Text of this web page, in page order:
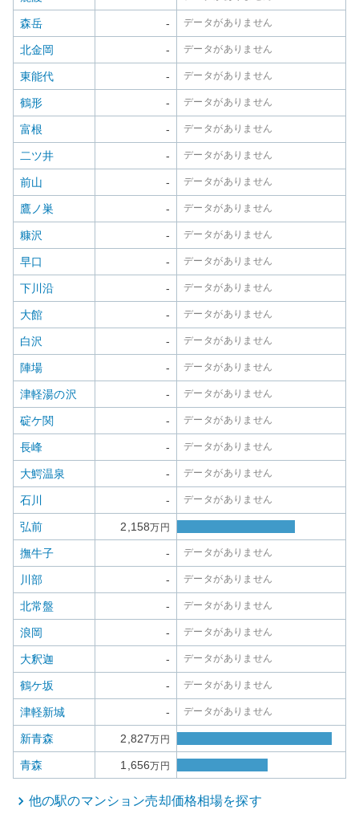
森岳 - データがありません
北金岡 - データがありません
東能代 - データがありません
鶴形 - データがありません
富根 - データがありません
二ツ井 - データがありません
前山 - データがありません
鷹ノ巣 - データがありません
糠沢 - データがありません
早口 - データがありません
下川沿 - データがありません
大館 - データがありません
白沢 - データがありません
陣場 - データがありません
津軽湯の沢 - データがありません
碇ケ関 - データがありません
長峰 - データがありません
大鰐温泉 - データがありません
石川 - データがありません
弘前 2,158万円
撫牛子 - データがありません
川部 - データがありません
北常盤 - データがありません
浪岡 - データがありません
大釈迦 - データがありません
鶴ケ坂 - データがありません
津軽新城 - データがありません
新青森 2,827万円
青森 1,656万円
他の駅のマンション売却価格相場を探す